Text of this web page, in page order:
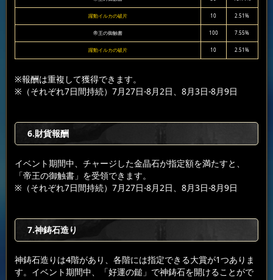
躍動イルカの破片 10 2.51%
帝王の御触書 100 7.55%
躍動イルカの破片 10 2.51%
※報酬は重複して獲得できます。
※（それぞれ7日間持続）7月27日-8月2日、8月3日-8月9日
6.財貨報酬
イベント期間中、チャージした金晶石が指定額を満たすと、
「帝王の御触書」を受領できます。
※（それぞれ7日間持続）7月27日-8月2日、8月3日-8月9日
7.神鋳石造り
神鋳石造りは4階があり、各階には指定できる大賞が1つありま
す。イベント期間中、「好運の鎚」で神鋳石を開けることがで